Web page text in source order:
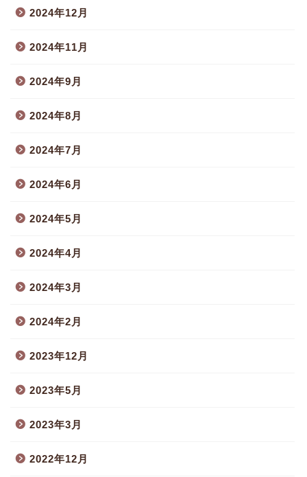
2024年12月
2024年11月
2024年9月
2024年8月
2024年7月
2024年6月
2024年5月
2024年4月
2024年3月
2024年2月
2023年12月
2023年5月
2023年3月
2022年12月